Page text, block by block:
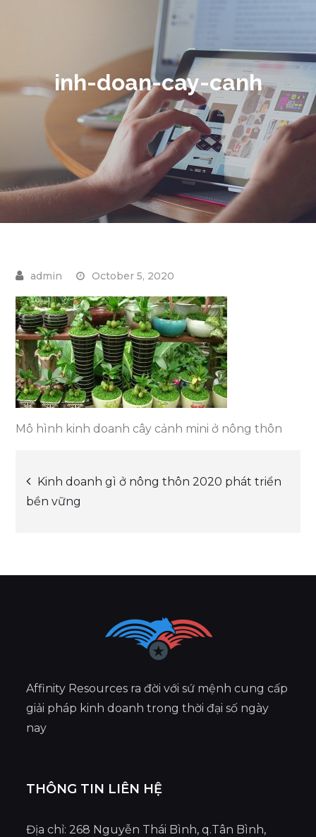
inh-doan-cay-canh
October 5, 2020
Mô hình kinh doanh cây cảnh mini ở nông thôn
Post
Kinh doanh gì ở nông thôn 2020 phát triển
bền vững
Affinity Resources ra đời với sứ mệnh cung cấp
giải pháp kinh doanh trong thời đại số ngày
nay
THÔNG TIN LIÊN HỆ
Địa chỉ: 268 Nguyễn Thái Bình, q.Tân Bình,